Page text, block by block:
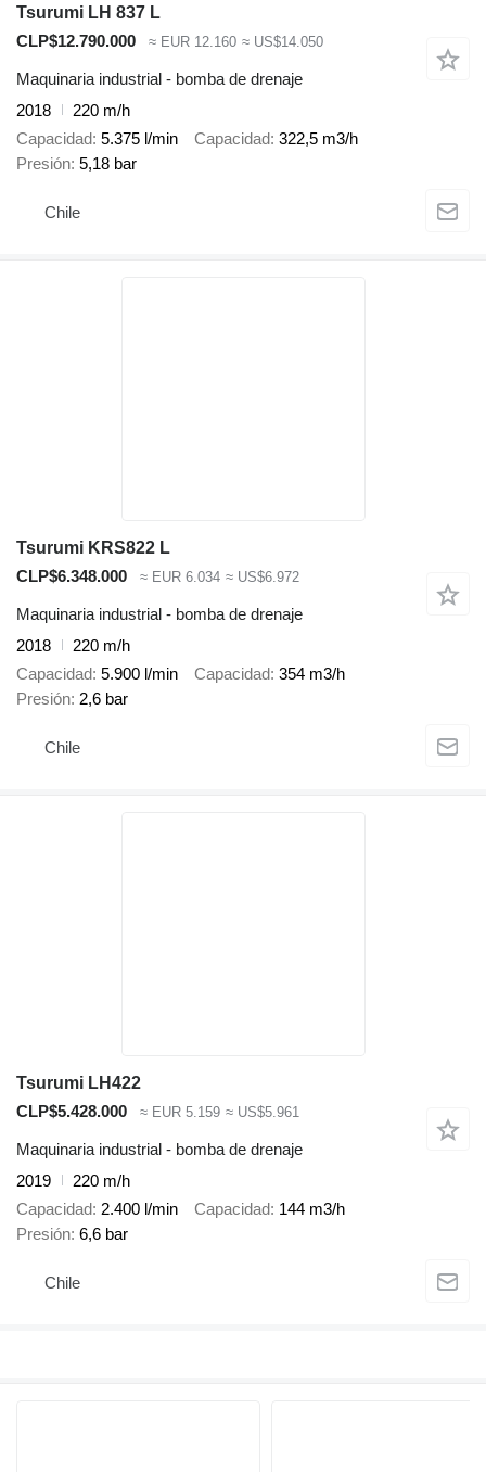
Tsurumi LH 837 L
CLP$12.790.000
≈ EUR 12.160 ≈ US$14.050
Maquinaria industrial - bomba de drenaje
2018
220 m/h
Capacidad 5.375 l/min Capacidad 322,5 m3/h
Presión 5,18 bar
Chile
Tsurumi KRS822 L
CLP$6.348.000
≈ EUR 6.034 ≈ US$6.972
Maquinaria industrial - bomba de drenaje
2018
220 m/h
Capacidad 5.900 l/min Capacidad 354 m3/h
Presión 2,6 bar
Chile
Tsurumi LH422
CLP$5.428.000
≈ EUR 5.159 ≈ US$5.961
Maquinaria industrial - bomba de drenaje
2019
220 m/h
Capacidad 2.400 l/min Capacidad 144 m3/h
Presión 6,6 bar
Chile